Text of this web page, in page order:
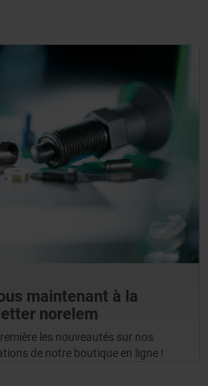
maintenant à la
norelem
les nouveautés sur nos
de notre boutique en ligne !